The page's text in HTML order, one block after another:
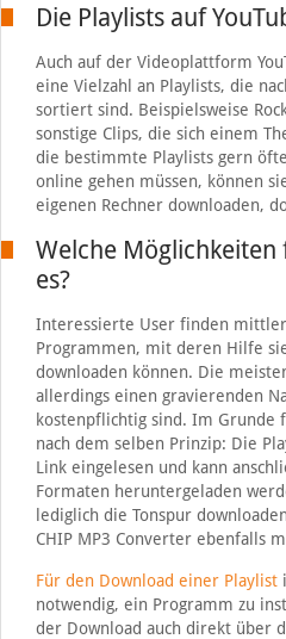
Die Playlists auf
Auch auf der Videoplattform
eine Vielzahl an Playlists, die
sortiert sind. Beispielsweise
sonstige Clips, die sich einem
die bestimmte Playlists gern
online gehen müssen, können
eigenen Rechner downloaden,
Welche
es?
Interessierte User finden
Programmen, mit deren Hilfe
downloaden können. Die
allerdings einen gravierenden
kostenpflichtig sind. Im Grunde
nach dem selben Prinzip: Die
Link eingelesen und kann
Formaten heruntergeladen
lediglich die Tonspur
CHIP MP3 Converter ebenfalls
Für den Download einer Playlist
notwendig, ein Programm zu
der Download auch direkt über